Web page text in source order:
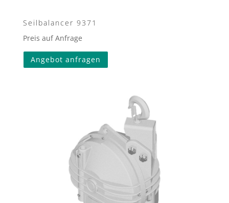
Seilbalancer 9371
Preis auf Anfrage
Angebot anfragen